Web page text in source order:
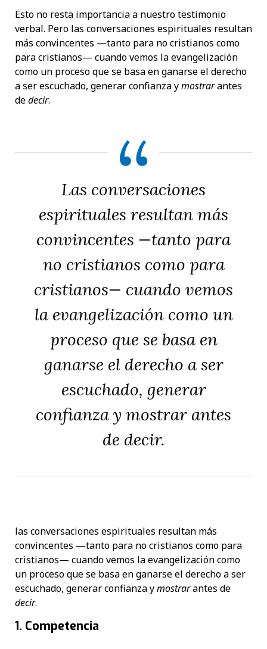
Esto no resta importancia a nuestro testimonio
verbal. Pero las conversaciones espirituales resultan
más convincentes —tanto para no cristianos como
para cristianos— cuando vemos la evangelización
como un proceso que se basa en ganarse el derecho
a ser escuchado, generar confianza ymostrarantes
dedecir.
Las conversaciones
espirituales resultan más
convincentes —tanto para
no cristianos como para
cristianos— cuando vemos
la evangelización como un
proceso que se basa en
ganarse el derecho a ser
escuchado, generar
confianza y mostrar antes
de decir.
las conversaciones espirituales resultan más
convincentes —tanto para no cristianos como para
cristianos— cuando vemos la evangelización como
un proceso que se basa en ganarse el derecho a ser
escuchado, generar confianza ymostrarantes de
decir.
1. Competencia